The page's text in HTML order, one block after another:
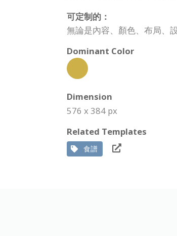
可定制的：
無論是內容、顏色、布局、
Dominant Color
Dimension
576 x 384 px
Related Templates
食譜